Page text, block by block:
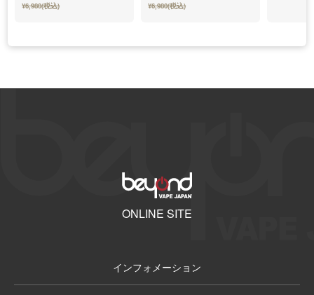
¥6,980(税込)
¥6,980(税込)
ONLINE SITE
インフォメーション